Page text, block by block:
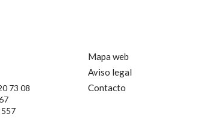
73 08
Mapa web
Aviso legal
Contacto